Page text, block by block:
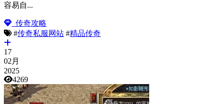
容易自...
传奇攻略
#传奇私服网站 #精品传奇
17
02月
2025
4269